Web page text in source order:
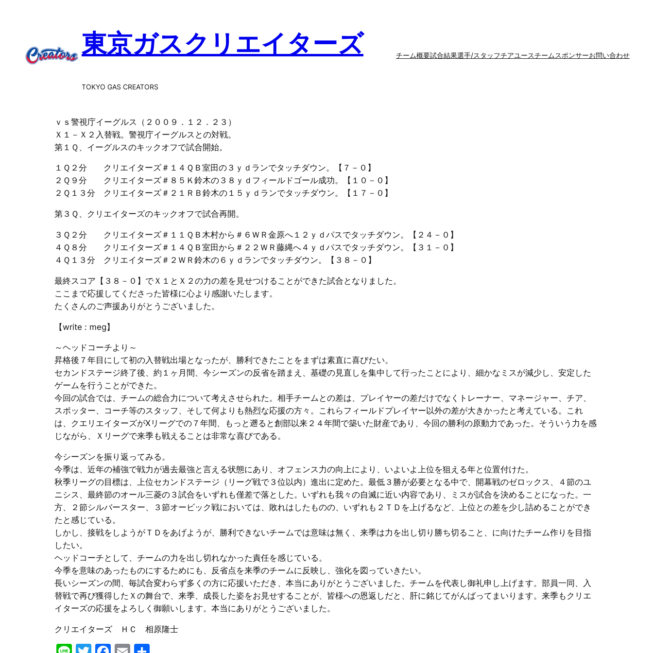
東京ガスクリエイターズ
TOKYO GAS CREATORS
チーム概要試合結果選手/スタッフチアユースチームスポンサーお問い合わせ
ｖｓ警視庁イーグルス（２００９．１２．２３）
Ｘ１－Ｘ２入替戦。警視庁イーグルスとの対戦。
第１Ｑ、イーグルスのキックオフで試合開始。
１Ｑ２分 クリエイターズ＃１４ＱＢ室田の３ｙｄランでタッチダウン。【７－０】
２Ｑ９分 クリエイターズ＃８５Ｋ鈴木の３８ｙｄフィールドゴール成功。【１０－０】
２Ｑ１３分 クリエイターズ＃２１ＲＢ鈴木の１５ｙｄランでタッチダウン。【１７－０】
第３Ｑ、クリエイターズのキックオフで試合再開。
３Ｑ２分 クリエイターズ＃１１ＱＢ木村から＃６ＷＲ金原へ１２ｙｄパスでタッチダウン。【２４－０】
４Ｑ８分 クリエイターズ＃１４ＱＢ室田から＃２２ＷＲ藤縄へ４ｙｄパスでタッチダウン。【３１－０】
４Ｑ１３分 クリエイターズ＃２ＷＲ鈴木の６ｙｄランでタッチダウン。【３８－０】
最終スコア【３８－０】でＸ１とＸ２の力の差を見せつけることができた試合となりました。
ここまで応援してくださった皆様に心より感謝いたします。
たくさんのご声援ありがとうございました。
【write : meg】
～ヘッドコーチより～
昇格後７年目にして初の入替戦出場となったが、勝利できたことをまずは素直に喜びたい。
セカンドステージ終了後、約１ヶ月間、今シーズンの反省を踏まえ、基礎の見直しを集中して行ったことにより、細かなミスが減少し、安定した
ゲームを行うことができた。
今回の試合では、チームの総合力について考えさせられた。相手チームとの差は、プレイヤーの差だけでなくトレーナー、マネージャー、チア、
スポッター、コーチ等のスタッフ、そして何よりも熱烈な応援の方々。これらフィールドプレイヤー以外の差が大きかったと考えている。これ
は、クエリエイターズがⅩリーグでの７年間、もっと遡ると創部以来２４年間で築いた財産であり、今回の勝利の原動力であった。そういう力を感
じながら、Ｘリーグで来季も戦えることは非常な喜びである。
今シーズンを振り返ってみる。
今季は、近年の補強で戦力が過去最強と言える状態にあり、オフェンス力の向上により、いよいよ上位を狙える年と位置付けた。
秋季リーグの目標は、上位セカンドステージ（リーグ戦で３位以内）進出に定めた。最低３勝が必要となる中で、開幕戦のゼロックス、４節のユ
ニシス、最終節のオール三菱の３試合をいずれも僅差で落とした。いずれも我々の自滅に近い内容であり、ミスが試合を決めることになった。一
方、２節シルバースター、３節オービック戦においては、敗れはしたものの、いずれも２ＴＤを上げるなど、上位との差を少し詰めることができ
たと感じている。
しかし、接戦をしようがＴＤをあげようが、勝利できないチームでは意味は無く、来季は力を出し切り勝ち切ること、に向けたチーム作りを目指
したい。
ヘッドコーチとして、チームの力を出し切れなかった責任を感じている。
今季を意味のあったものにするためにも、反省点を来季のチームに反映し、強化を図っていきたい。
長いシーズンの間、毎試合変わらず多くの方に応援いただき、本当にありがとうございました。チームを代表し御礼申し上げます。部員一同、入
替戦で再び獲得したＸの舞台で、来季、成長した姿をお見せすることが、皆様への恩返しだと、肝に銘じてがんばってまいります。来季もクリエ
イターズの応援をよろしく御願いします。本当にありがとうございました。
クリエイターズ ＨＣ 相原隆士